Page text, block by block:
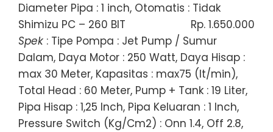
Diameter Pipa : 1 inch, Otomatis : Tidak
Shimizu PC – 260 BIT
Rp. 1.650.000
Spek : Tipe Pompa : Jet Pump / Sumur
Dalam, Daya Motor : 250 Watt, Daya Hisap :
max 30 Meter, Kapasitas : max75 (lt/min),
Total Head : 60 Meter, Pump + Tank : 19 Liter,
Pipa Hisap : 1,25 Inch, Pipa Keluaran : 1 Inch,
Pressure Switch (Kg/Cm2) : Onn 1.4, Off 2.8,